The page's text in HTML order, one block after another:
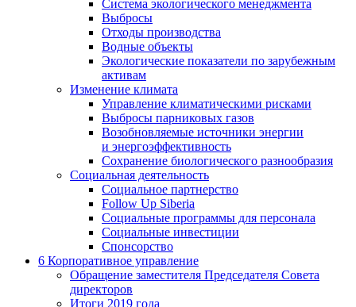
Система экологического менеджмента
Выбросы
Отходы производства
Водные объекты
Экологические показатели по зарубежным
активам
Изменение климата
Управление климатическими рисками
Выбросы парниковых газов
Возобновляемые источники энергии
и энергоэффективность
Сохранение биологического разнообразия
Социальная деятельность
Социальное партнерство
Follow Up Siberia
Социальные программы для персонала
Социальные инвестиции
Спонсорство
6 Корпоративное управление
Обращение заместителя Председателя Совета
директоров
Итоги 2019 года